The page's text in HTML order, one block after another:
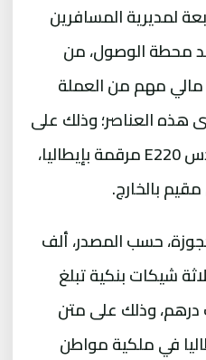
لمديرية المسافرين
محطة الوصول، من
مالي مهم من العملة
هذه العناصر؛ وذلك على
متن سيارة من نوع مرسيدس E220 مرقمة بإيطاليا،
بالخارج.
حسب المصدر، ألف
ثلاثة شيكات بنكية تبلغ
300 ألف درهم، وذلك على متن
في ملكية مواطن